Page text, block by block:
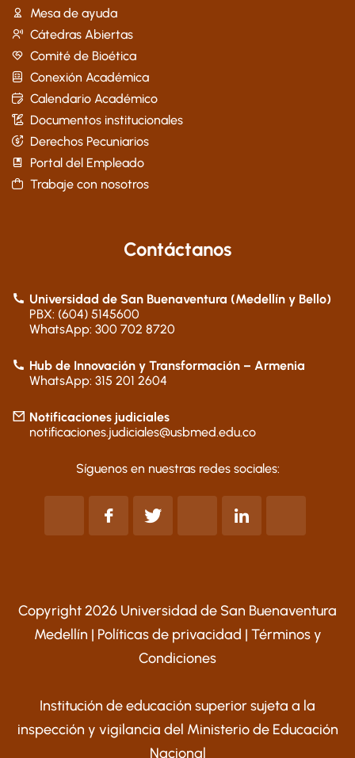
Mesa de ayuda
Cátedras Abiertas
Comité de Bioética
Conexión Académica
Calendario Académico
Documentos institucionales
Derechos Pecuniarios
Portal del Empleado
Trabaje con nosotros
Contáctanos
Universidad de San Buenaventura (Medellín y Bello)
PBX: (604) 5145600
WhatsApp: 300 702 8720
Hub de Innovación y Transformación – Armenia
WhatsApp: 315 201 2604
Notificaciones judiciales
notificaciones.judiciales@usbmed.edu.co
Síguenos en nuestras redes sociales:
Copyright 2026 Universidad de San Buenaventura
Medellín | Políticas de privacidad | Términos y
Condiciones
Institución de educación superior sujeta a la
inspección y vigilancia del Ministerio de Educación
Nacional